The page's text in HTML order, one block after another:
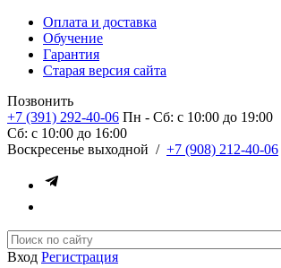
Оплата и доставка
Обучение
Гарантия
Старая версия сайта
Позвонить
+7 (391) 292-40-06 Пн - Сб: c 10:00 до 19:00
Сб: c 10:00 до 16:00
​Воскресенье выходной / +7 (908) 212-40-06
Вход Регистрация